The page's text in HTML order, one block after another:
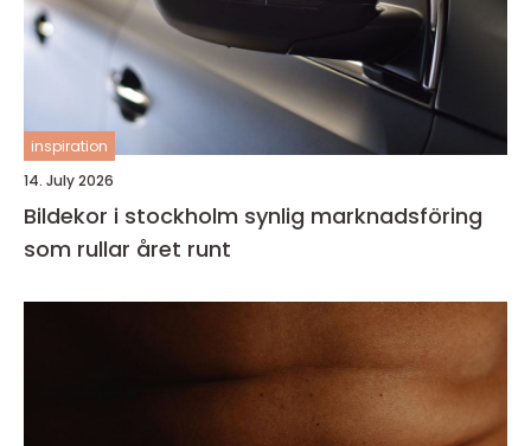
inspiration
14. July 2026
Bildekor i stockholm synlig marknadsföring
som rullar året runt